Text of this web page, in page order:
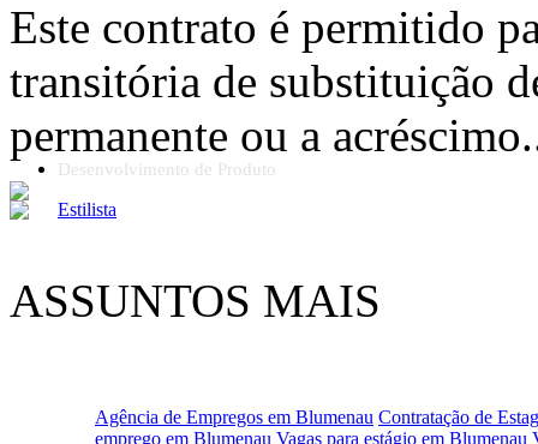
Desenvolvimento de Produto
Estilista
Este contrato é permitido
transitória de substituição
permanente ou a
ASSUNTOS MAIS
Agência de Empregos em Blumenau Contratação de
emprego em Blumenau Vagas para estágio em Blumenau